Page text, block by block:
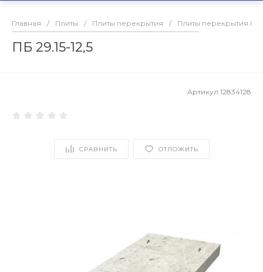
Главная / Плиты / Плиты перекрытия / Плиты перекрытия ПБ
ПБ 29.15-12,5
Артикул 12834128
СРАВНИТЬ ОТЛОЖИТЬ